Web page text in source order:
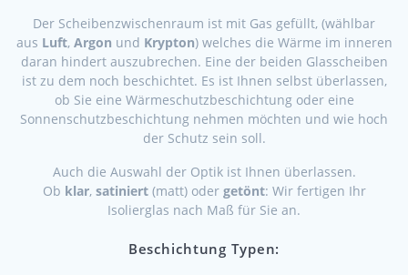
Der Scheibenzwischenraum ist mit Gas gefüllt, (wählbar
aus Luft, Argon und Krypton) welches die Wärme im inneren
daran hindert auszubrechen. Eine der beiden Glasscheiben
ist zu dem noch beschichtet. Es ist Ihnen selbst überlassen,
ob Sie eine Wärmeschutzbeschichtung oder eine
Sonnenschutzbeschichtung nehmen möchten und wie hoch
der Schutz sein soll.
Auch die Auswahl der Optik ist Ihnen überlassen.
Ob klar, satiniert(matt) oder getönt: Wir fertigen Ihr
Isolierglas nach Maß für Sie an.
Beschichtung Typen: